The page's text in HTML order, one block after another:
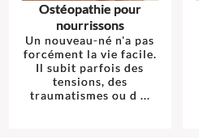
Ostéopathie pour
nourrissons
Un nouveau-né n'a pas
forcément la vie facile.
Il subit parfois des
tensions, des
traumatismes ou d ...